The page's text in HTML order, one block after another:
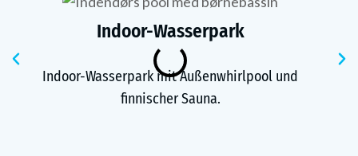
Indoor-Wasserpark
Indoor-Wasserpark mit Außenwhirlpool und
finnischer Sauna.